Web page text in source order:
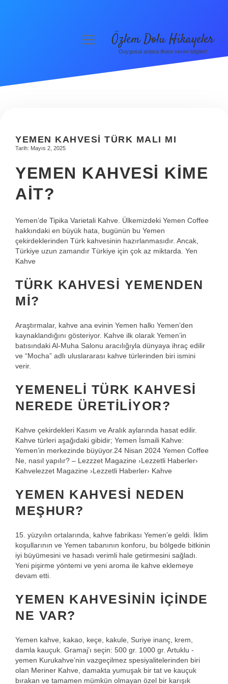
Gizlilik Politikası
menüyü
aç
Özlem Dolu Hikayeler
Duygusal anlara ilham veren bilgiler!
YEMEN KAHVESI TÜRK MALI MI
Tarih: Mayıs 2, 2025
YEMEN KAHVESI KIME
AIT?
Yemen’de Tipika Varietali Kahve. Ülkemizdeki Yemen Coffee
hakkındaki en büyük hata, bugünün bu Yemen
çekirdeklerinden Türk kahvesinin hazırlanmasıdır. Ancak,
Türkiye uzun zamandır Türkiye için çok az miktarda. Yen
Kahve
TÜRK KAHVESI YEMENDEN
MI?
Araştırmalar, kahve ana evinin Yemen halkı Yemen’den
kaynaklandığını gösteriyor. Kahve ilk olarak Yemen’in
batısındaki Al-Muha Salonu aracılığıyla dünyaya ihraç edilir
ve “Mocha” adlı uluslararası kahve türlerinden biri ismini
verir.
YEMENELI TÜRK KAHVESI
NEREDE ÜRETILIYOR?
Kahve çekirdekleri Kasım ve Aralık aylarında hasat edilir.
Kahve türleri aşağıdaki gibidir; Yemen İsmaili Kahve:
Yemen’in merkezinde büyüyor.24 Nisan 2024 Yemen Coffee
Ne, nasıl yapılır? – Lezzzet Magazine ›Lezzetli Haberler›
Kahvelezzet Magazine ›Lezzetli Haberler› Kahve
YEMEN KAHVESI NEDEN
MEŞHUR?
15. yüzyılın ortalarında, kahve fabrikası Yemen’e geldi. İklim
koşullarının ve Yemen tabanının konforu, bu bölgede bitkinin
iyi büyümesini ve hasadı verimli hale getirmesini sağladı.
Yeni pişirme yöntemi ve yeni aroma ile kahve eklemeye
devam etti.
YEMEN KAHVESININ IÇINDE
NE VAR?
Yemen kahve, kakao, keçe, kakule, Suriye inanç, krem,
damla kauçuk. Gramaj’ı seçin: 500 gr. 1000 gr. Artuklu -
yemen Kurukahve’nin vazgeçilmez spesiyalitelerinden biri
olan Meriner Kahve, damakta yumuşak bir tat ve kauçuk
bırakan ve tamamen mümkün olmayan özel bir karışık